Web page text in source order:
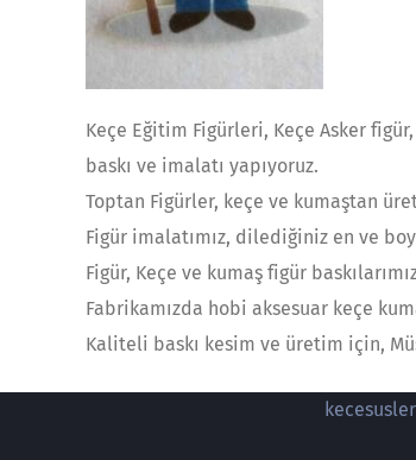
Keçe Eğitim Figürleri, Keçe Asker
baskı ve imalatı yapıyoruz.
Toptan Figürler, keçe ve kumaştan
Figür imalatımız, dilediğiniz en ve
Figür, Keçe ve kumaş figür
Fabrikamızda hobi aksesuar keçe
Kaliteli baskı kesim ve üretim için,